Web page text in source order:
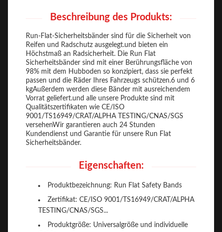
Beschreibung des Produkts:
Run-Flat-Sicherheitsbänder sind für die Sicherheit von
Reifen und Radschutz ausgelegt.und bieten ein
Höchstmaß an Radsicherheit. Die Run Flat
Sicherheitsbänder sind mit einer Berührungsfläche von
98% mit dem Hubboden so konzipiert, dass sie perfekt
passen und die Räder Ihres Fahrzeugs schützen.6 und 6
kgAußerdem werden diese Bänder mit ausreichendem
Vorrat geliefert.und alle unsere Produkte sind mit
Qualitätszertifikaten wie CE/ISO
9001/TS16949/CRAT/ALPHA TESTING/CNAS/SGS
versehenWir garantieren auch 24 Stunden
Kundendienst und Garantie für unsere Run Flat
Sicherheitsbänder.
Eigenschaften:
Produktbezeichnung: Run Flat Safety Bands
Zertifikat: CE/ISO 9001/TS16949/CRAT/ALPHA
TESTING/CNAS/SGS...
Produktgröße: Universalgröße und individuelle